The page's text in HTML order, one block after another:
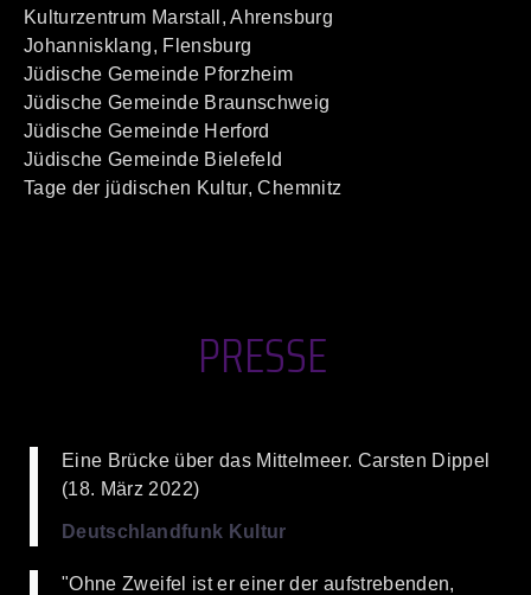
Kulturzentrum Marstall, Ahrensburg
Johannisklang, Flensburg
Jüdische Gemeinde Pforzheim
Jüdische Gemeinde Braunschweig
Jüdische Gemeinde Herford
Jüdische Gemeinde Bielefeld
Tage der jüdischen Kultur, Chemnitz
PRESSE
Eine Brücke über das Mittelmeer. Carsten Dippel
(18. März 2022)
Deutschlandfunk Kultur
"Ohne Zweifel ist er einer der aufstrebenden,